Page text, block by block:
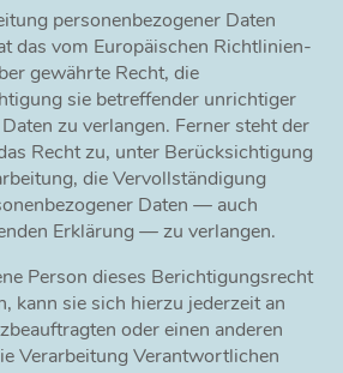
personenbezogener Daten
das vom Europäischen Richtlinien-
gewährte Recht, die
sie betreffender unrichtiger
zu verlangen. Ferner steht der
Recht zu, unter Berücksichtigung
die Vervollständigung
Daten — auch
Erklärung — zu verlangen.
Person dieses Berichtigungsrecht
kann sie sich hierzu jederzeit an
oder einen anderen
Verarbeitung Verantwortlichen